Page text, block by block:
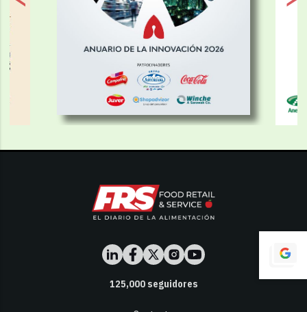
125,000seguidores